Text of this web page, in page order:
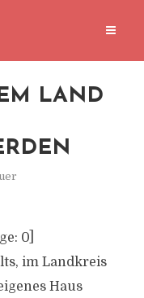
LAND
0]
im Landkreis
Haus